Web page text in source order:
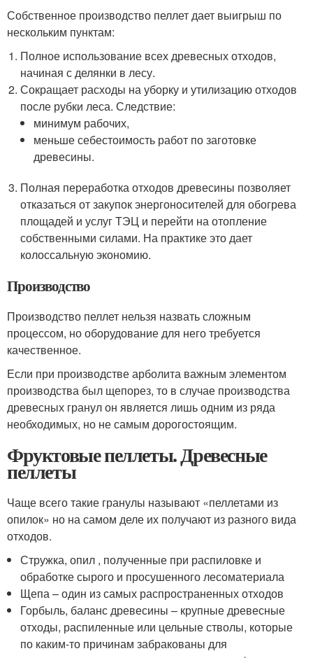
Собственное производство пеллет дает выигрыш по
нескольким пунктам:
Полное использование всех древесных отходов,
начиная с делянки в лесу.
Сокращает расходы на уборку и утилизацию отходов
после рубки леса. Следствие:
минимум рабочих,
меньше себестоимость работ по заготовке
древесины.
Полная переработка отходов древесины позволяет
отказаться от закупок энергоносителей для обогрева
площадей и услуг ТЭЦ и перейти на отопление
собственными силами. На практике это дает
колоссальную экономию.
Производство
Производство пеллет нельзя назвать сложным
процессом, но оборудование для него требуется
качественное.
Если при производстве арболита важным элементом
производства был щепорез, то в случае производства
древесных гранул он является лишь одним из ряда
необходимых, но не самым дорогостоящим.
Фруктовые пеллеты. Древесные
пеллеты
Чаще всего такие гранулы называют «пеллетами из
опилок» но на самом деле их получают из разного вида
отходов.
Стружка, опил , полученные при распиловке и
обработке сырого и просушенного лесоматериала
Щепа – один из самых распространенных отходов
Горбыль, баланс древесины – крупные древесные
отходы, распиленные или цельные стволы, которые
по каким-то причинам забракованы для